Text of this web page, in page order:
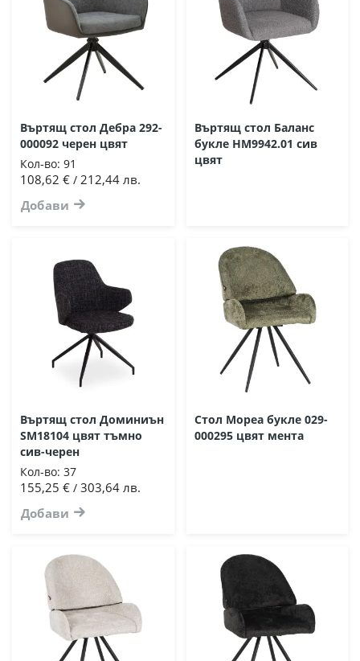
Въртящ стол Дебра 292-
000092 черен цвят
Кол-во: 91
108,62 € / 212,44 лв.
Добави
Въртящ стол Баланс
букле HM9942.01 сив
цвят
Въртящ стол Доминиън
SM18104 цвят тъмно
сив-черен
Кол-во: 37
155,25 € / 303,64 лв.
Добави
Стол Мореа букле 029-
000295 цвят мента